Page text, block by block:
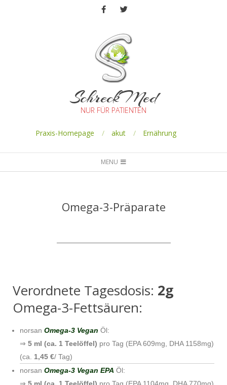
SchreckMed
NUR FÜR PATIENTEN
Praxis-Homepage akut Ernährung
MENU
Omega-3-Präparate
Verordnete Tagesdosis: 2g
Omega-3-Fettsäuren:
norsan Omega-3 Vegan Öl:
⇒ 5 ml (ca. 1 Teelöffel) pro Tag (EPA 609mg, DHA 1158mg)
(ca. 1,45 €/ Tag)
norsan Omega-3 Vegan EPA Öl: